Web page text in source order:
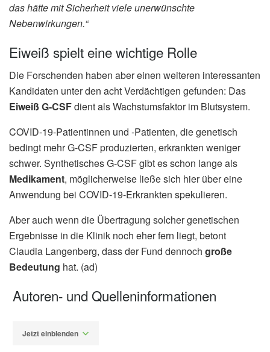
das hätte mit Sicherheit viele unerwünschte
Nebenwirkungen.“
Eiweiß spielt eine wichtige Rolle
Die Forschenden haben aber einen weiteren interessanten
Kandidaten unter den acht Verdächtigen gefunden: Das
Eiweiß G-CSFdient als Wachstumsfaktor im Blutsystem.
COVID-19-Patientinnen und -Patienten, die genetisch
bedingt mehr G-CSF produzierten, erkrankten weniger
schwer. Synthetisches G-CSF gibt es schon lange als
Medikament, möglicherweise ließe sich hier über eine
Anwendung bei COVID-19-Erkrankten spekulieren.
Aber auch wenn die Übertragung solcher genetischen
Ergebnisse in die Klinik noch eher fern liegt, betont
Claudia Langenberg, dass der Fund dennoch große
Bedeutung hat. (ad)
Autoren- und Quelleninformationen
Jetzt einblenden